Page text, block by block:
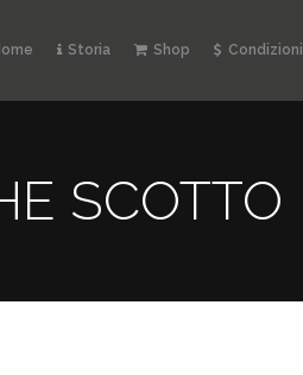
Storia Shop Condizioni
SCOTTO